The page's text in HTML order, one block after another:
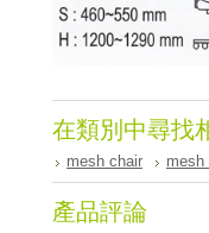
在類別中尋找
mesh chair mesh
產品評論